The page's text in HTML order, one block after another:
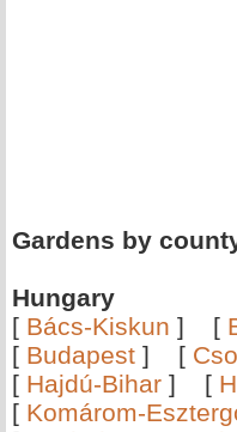
Gardens by
Hungary
[ Bács-Kiskun ] [
[ Budapest ] [
[ Hajdú-Bihar ] [
[ Komárom-